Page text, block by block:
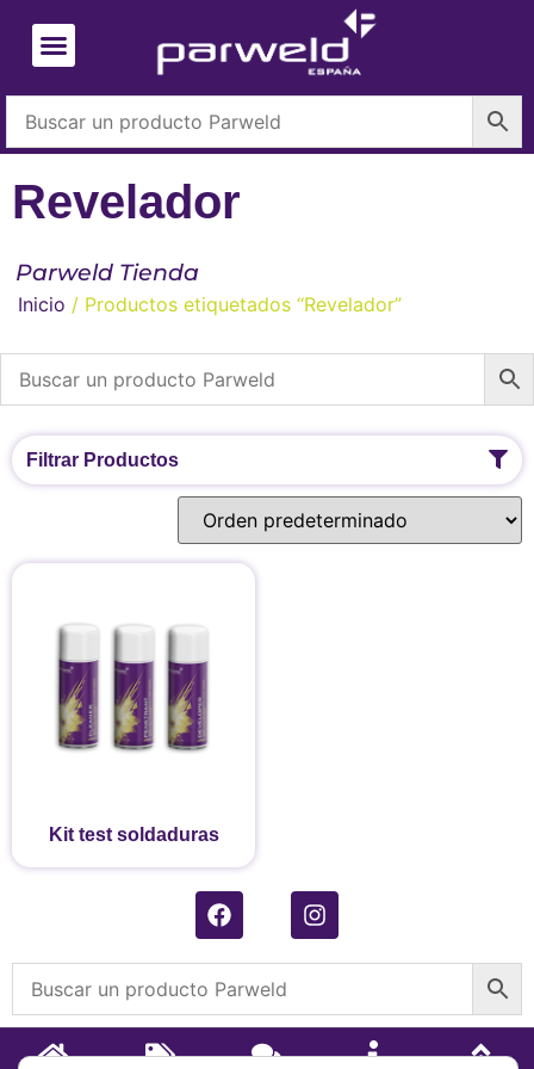
Revelador
Parweld Tienda
Inicio / Productos etiquetados “Revelador”
Filtrar Productos
Kit test soldaduras